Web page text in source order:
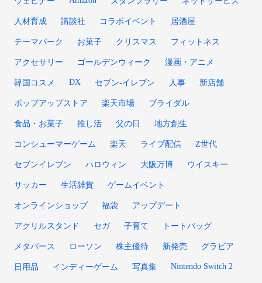
人材育成 講談社 コラボイベント 居酒屋
テーマパーク お菓子 クリスマス フィットネス
アクセサリー ゴールデンウィーク 漫画・アニメ
韓国コスメ DX セブン‐イレブン 人事 新店舗
ポップアップストア 楽天市場 ブライダル
食品・お菓子 推し活 父の日 地方創生
コンシューマーゲーム 楽天 ライブ配信 Z世代
セブンイレブン ハロウィン 大阪万博 ウイスキー
サッカー 生活雑貨 ゲームイベント
オンラインショップ 福袋 アップデート
アクリルスタンド セガ 子育て トートバッグ
メタバース ローソン 株主優待 新発売 グラビア
日用品 インディーゲーム 写真集 Nintendo Switch 2